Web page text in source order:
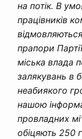
на потік. В
працівників
прапори
міська влада
залякувань в
неабиякого
нашою
провладних
обіцяють 250